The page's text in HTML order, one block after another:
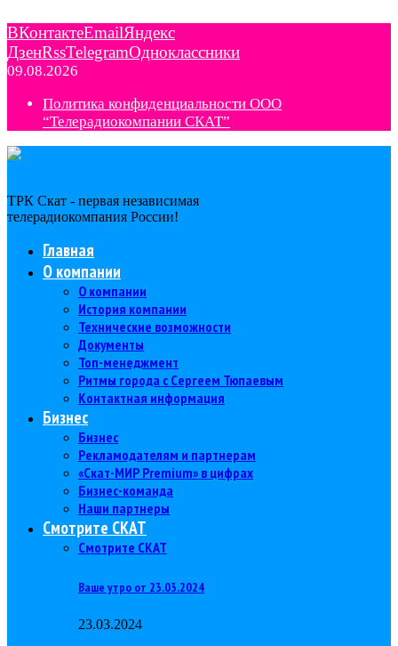
ВКонтактеEmailЯндекс
ДзенRssTelegramОдноклассники
09.08.2026
Политика конфиденциальности ООО
“Телерадиокомпании СКАТ”
ТРК Скат - первая независимая
телерадиокомпания Роcсии!
Главная
О компании
О компании
История компании
Технические возможности
Документы
Топ-менеджмент
Ритмы города с Сергеем Тюпаевым
Контактная информация
Бизнес
Бизнес
Рекламодателям и партнерам
«Скат-МИР Premium» в цифрах
Бизнес-команда
Наши партнеры
Смотрите СКАТ
Смотрите СКАТ
Ваше утро от 23.03.2024
23.03.2024